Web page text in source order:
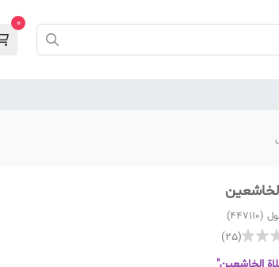
0
(25)